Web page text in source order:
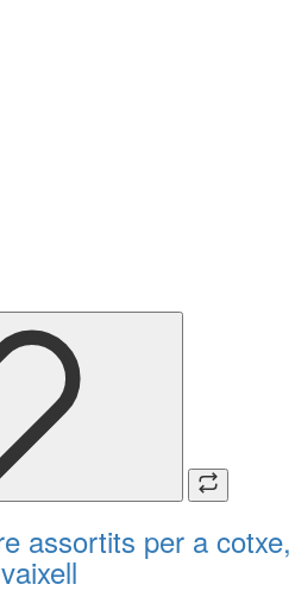
assortits per a cotxe,